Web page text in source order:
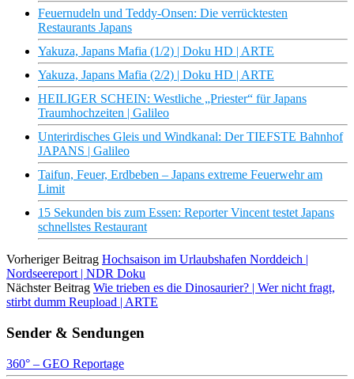
Feuernudeln und Teddy-Onsen: Die verrücktesten
Restaurants Japans
Yakuza, Japans Mafia (1/2) | Doku HD | ARTE
Yakuza, Japans Mafia (2/2) | Doku HD | ARTE
HEILIGER SCHEIN: Westliche „Priester“ für Japans
Traumhochzeiten | Galileo
Unterirdisches Gleis und Windkanal: Der TIEFSTE Bahnhof
JAPANS | Galileo
Taifun, Feuer, Erdbeben – Japans extreme Feuerwehr am
Limit
15 Sekunden bis zum Essen: Reporter Vincent testet Japans
schnellstes Restaurant
Vorheriger Beitrag Hochsaison im Urlaubshafen Norddeich |
Nordseereport | NDR Doku
Nächster Beitrag Wie trieben es die Dinosaurier? | Wer nicht fragt,
stirbt dumm Reupload | ARTE
Sender & Sendungen
360° – GEO Reportage